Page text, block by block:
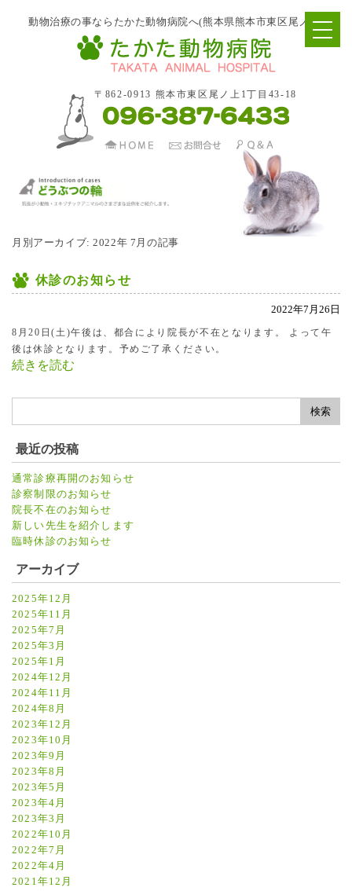
動物治療の事ならたかた動物病院へ(熊本県熊本市東区尾ノ上)
〒862-0913 熊本市東区尾ノ上1丁目43-18
最近の投稿
通常診療再開のお知らせ
診察制限のお知らせ
院長不在のお知らせ
新しい先生を紹介します
臨時休診のお知らせ
アーカイブ
2025年12月
2025年11月
2025年7月
2025年3月
2025年1月
2024年12月
2024年11月
2024年8月
2023年12月
2023年10月
2023年9月
2023年8月
2023年5月
2023年4月
2023年3月
2022年10月
2022年7月
2022年4月
2021年12月
月別アーカイブ:2022年 7月の記事
休診のお知らせ
2022年7月26日
8月20日(土)午後は、都合により院長が不在となります。 よって午
後は休診となります。予めご了承ください。
続きを読む